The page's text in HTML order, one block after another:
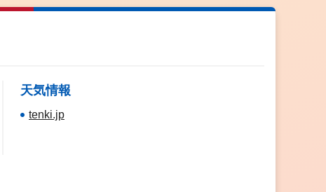
天気情報
tenki.jp